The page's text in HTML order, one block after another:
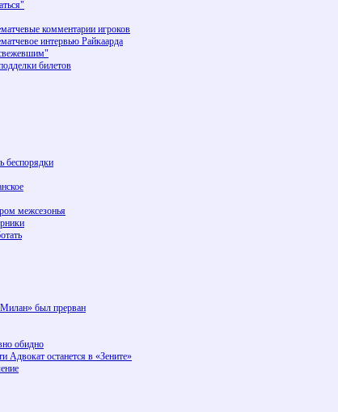
комментарии игроков
интервью Райкаарда
билетов
беспорядки
межсезонья
был прерван
обидно
Адвокат останется в «Зените»